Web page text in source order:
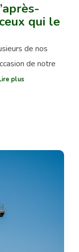
qui le
de nos
de notre
plus